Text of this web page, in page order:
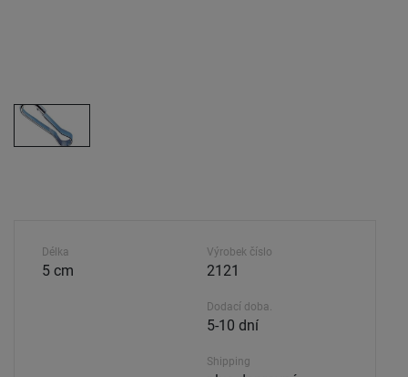
Délka
5 cm
Výrobek číslo
2121
Dodací doba.
5-10 dní
Shipping